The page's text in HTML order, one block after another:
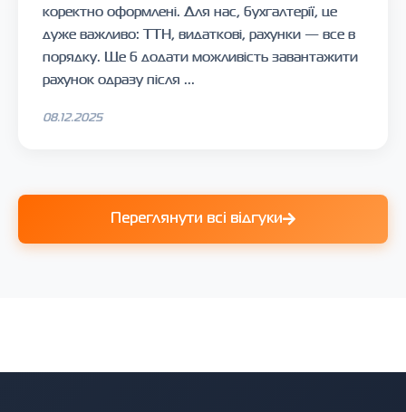
коректно оформлені. Для нас, бухгалтерії, це
дуже важливо: ТТН, видаткові, рахунки — все в
порядку. Ще б додати можливість завантажити
рахунок одразу після ...
08.12.2025
Переглянути всі відгуки